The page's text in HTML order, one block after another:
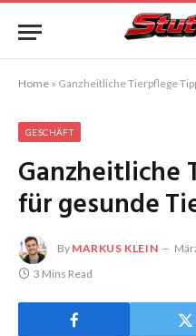
Home » Ganzheitliche Tierpflege
GESCHÄFT
Ganzheitliche
für gesunde
By MARKUS KLEIN
3 Mins Read